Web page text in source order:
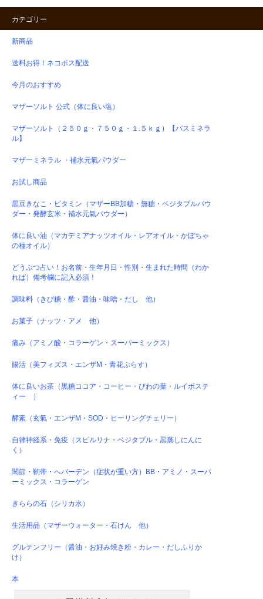
カテゴリー
新商品
送料お得！ネコポス配送
今月のおすすめ
マザーソルト 公式（体に良い塩）
マザーソルト（２５０ｇ・７５０ｇ・１.５ｋｇ）【バスミネラ
ル】
マザーミネラル ・補水元氣パウダー
お試し商品
黒豆きなこ・ビタミン（マザーBB加糖・無糖・ベジタブルパウ
ダー・発酵玄米・補水元氣パウダー）
体に良い油（マカデミアナッツオイル・レアオイル・かぼちゃ
の種オイル）
どうぶつ占い！お名前・生年月日・性別・生まれた時間（わか
れば）備考欄に記入必須！
調味料（きび糖・酢・醤油・味噌・だし 他）
お菓子（ナッツ・アメ 他）
痛み（アミノ酸・コラーゲン・スーパーミックス）
腸活（美フィズス・エンザM・青花ぷらす）
体に良いお茶（黒糖ココア・コーヒー・びわの葉・ルイボステ
ィー ）
酵素（玄氣・エンザM・SOD・ヒーリングチェリー）
自律神経系・免疫（スピルリナ・ベジタブル・黒蒸しにんに
く）
関節・靭帯・へバーデン（症状が重い方）BB・アミノ・スーパ
ーミックス・コラーゲン
きららの石（シリカ水）
生活用品（マザーウォーター・石けん 他）
グルテンフリー（醤油・お好み焼き粉・カレー・だしふりか
け）
本